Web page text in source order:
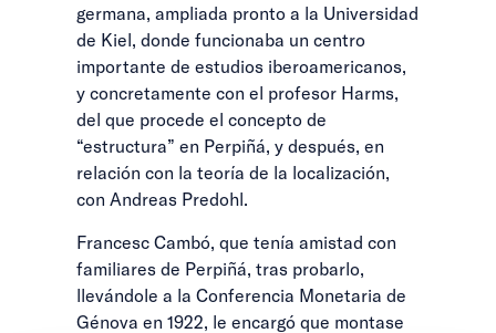
germana, ampliada pronto a la Universidad
de Kiel, donde funcionaba un centro
importante de estudios iberoamericanos,
y concretamente con el profesor Harms,
del que procede el concepto de
“estructura” en Perpiñá, y después, en
relación con la teoría de la localización,
con Andreas Predohl.
Francesc Cambó, que tenía amistad con
familiares de Perpiñá, tras probarlo,
llevándole a la Conferencia Monetaria de
Génova en 1922, le encargó que montase